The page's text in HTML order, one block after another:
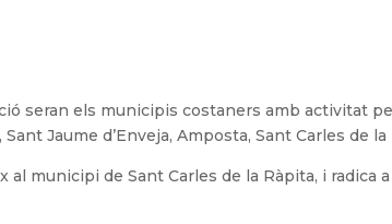
seran els municipis costaners amb activitat
Jaume d’Enveja, Amposta, Sant Carles de
al municipi de Sant Carles de la Ràpita, i radica